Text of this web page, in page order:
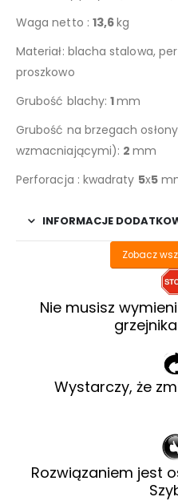
Waga netto : 13,6kg
Materiał: blacha stalowa,
proszkowo
Grubość blachy:1mm
Grubość na brzegach
wzmacniającymi): 2mm
Perforacja : kwadraty 5x5
INFORMACJE
Zobacz
Nie musisz
Wystarczy, że
Rozwiązaniem jest